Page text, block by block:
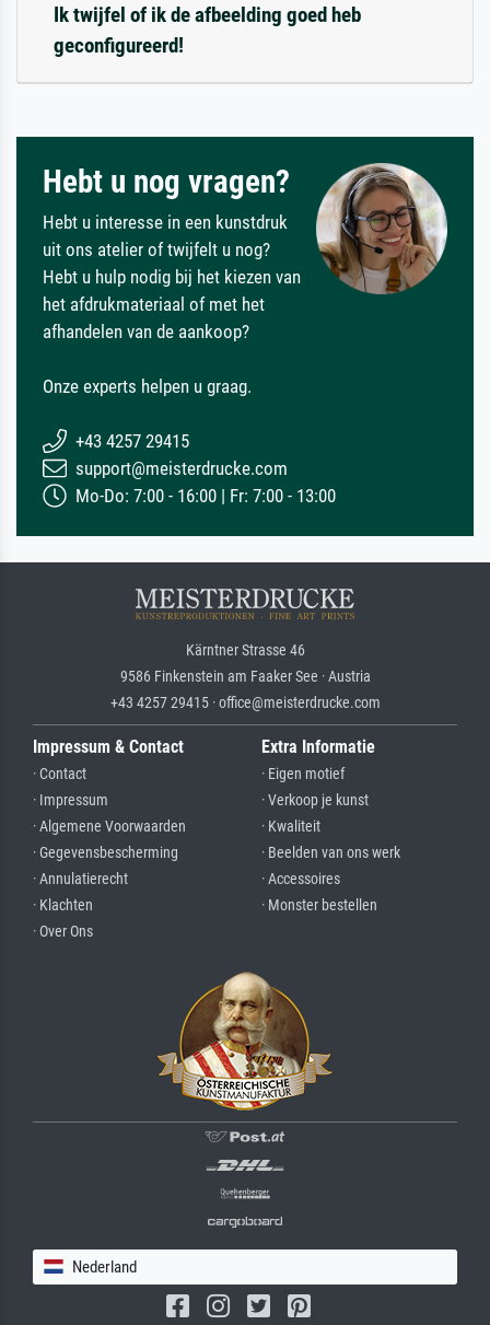
Ik twijfel of ik de afbeelding goed heb
geconfigureerd!
Hebt u nog vragen?
Hebt u interesse in een kunstdruk
uit ons atelier of twijfelt u nog?
Hebt u hulp nodig bij het kiezen van
het afdrukmateriaal of met het
afhandelen van de aankoop?
Onze experts helpen u graag.
+43 4257 29415
support@meisterdrucke.com
Mo-Do: 7:00 - 16:00 | Fr: 7:00 - 13:00
Kärntner Strasse 46
9586 Finkenstein am Faaker See · Austria
+43 4257 29415 · office@meisterdrucke.com
Impressum & Contact
· Contact
· Impressum
· Algemene Voorwaarden
· Gegevensbescherming
· Annulatierecht
· Klachten
· Over Ons
Extra Informatie
· Eigen motief
· Verkoop je kunst
· Kwaliteit
· Beelden van ons werk
· Accessoires
· Monster bestellen
Nederland